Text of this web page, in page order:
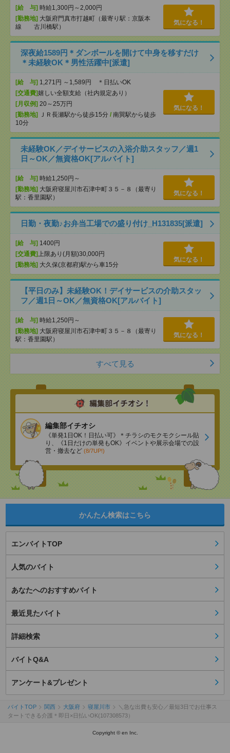
[給 与] 時給1,300円～2,000円
[勤務地] 大阪府門真市打越町（最寄り駅：京阪本
線 古川橋駅）
気になる！
深夜給1589円＊ダンボールを開けて中身を移すだけ
＊未経験OK＊男性活躍中[派遣]
[給 与] 1,271円 ～1,589円 ＊日払いOK
[交通費]嬉しい全額支給（社内規定あり）
[月収例] 20～25万円
[勤務地]
ＪＲ長瀬駅から徒歩15分 / 南巽駅から徒歩
10分
気になる！
未経験OK／デイサービスの入浴介助スタッフ／週1
日～OK／無資格OK[アルバイト]
[給 与] 時給1,250円～
[勤務地] 大阪府寝屋川市石津中町３５－８（最寄り
駅：香里園駅）
気になる！
日勤・夜勤♪お弁当工場での盛り付け_H131835[派遣]
[給 与] 1400円
[交通費] 上限あり(月額)30,000円
[勤務地] 大久保(京都府)駅から車15分
気になる！
【平日のみ】未経験OK！デイサービスの介助スタッ
フ／週1日～OK／無資格OK[アルバイト]
[給 与] 時給1,250円～
[勤務地] 大阪府寝屋川市石津中町３５－８（最寄り
駅：香里園駅）
気になる！
すべて見る
編集部イチオシ
《単発1日OK！日払い可》＊チラシのモクモクシール貼
り、《1日だけの単発もOK》イベントや展示会場での設
営・撤去など (8/7UP!)
かんたん検索はこちら
エンバイトTOP
人気のバイト
あなたへのおすすめバイト
最近見たバイト
詳細検索
バイトQ&A
アンケート&プレゼント
バイトTOP 関西 大阪府 寝屋川市
＼急な出費も安心／最短3日でお仕事ス
タートできる介護＊即日×日払いOK(107308573）
Copyright © en Inc.